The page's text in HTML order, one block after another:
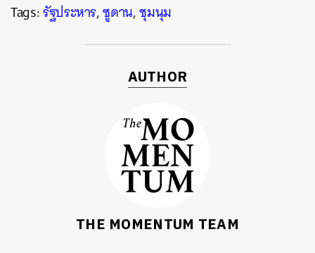
Tags:รัฐประหาร,ซูดาน,ชุมนุม
AUTHOR
THE MOMENTUM TEAM